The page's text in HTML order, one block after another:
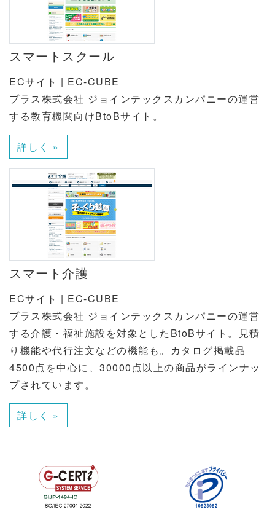
スマートスクール
ECサイト | EC-CUBE
プラス株式会社 ジョインテックスカンパニーの運営
する教育機関向けBtoBサイト。
詳しく »
スマート介護
ECサイト | EC-CUBE
プラス株式会社 ジョインテックスカンパニーの運営
する介護・福祉施設を対象としたBtoBサイト。見積
り機能や代行注文などの機能も。カタログ掲載品
4500点を中心に、30000点以上の商品がラインナッ
プされています。
詳しく »